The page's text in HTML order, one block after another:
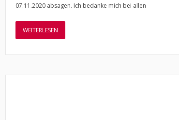
07.11.2020 absagen. Ich bedanke mich bei allen
WEITERLESEN